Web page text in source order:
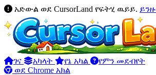
አድውል ወደ CursorLand የፍትሂ ዉይይ. ይንዙ
ገና አካላት የኔ አካል
የምን መደብየት
ወደ Chrome አክል